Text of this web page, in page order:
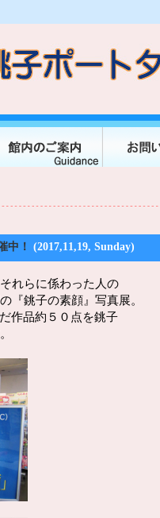
中！ (2017,11,19, Sunday)
れらに係わった人の
『銚子の素顔』写真展。
作品約５０点を銚子